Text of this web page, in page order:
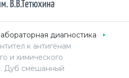
диагностика
к антигенам
и химического
Дуб смешанный